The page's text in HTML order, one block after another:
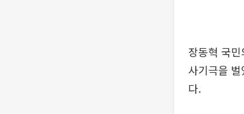
장동혁 국
사기극을
다.